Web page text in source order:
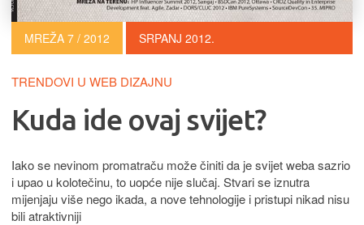
MREŽA 7 / 2012 SRPANJ 2012.
TRENDOVI U WEB DIZAJNU
Kuda ide ovaj svijet?
Iako se nevinom promatraču može činiti da je svijet weba sazrio
i upao u kolotečinu, to uopće nije slučaj. Stvari se iznutra
mijenjaju više nego ikada, a nove tehnologije i pristupi nikad nisu
bili atraktivniji